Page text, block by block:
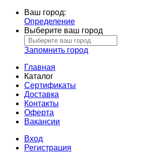
Ваш город:
Определение
Выберите ваш город
Запомнить город
Главная
Каталог
Сертификаты
Доставка
Контакты
Оферта
Вакансии
Вход
Регистрация